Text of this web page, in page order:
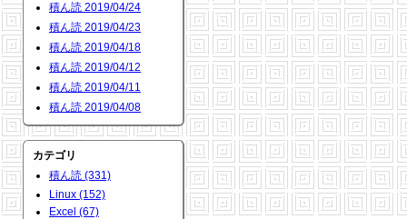
積ん読 2019/04/24
積ん読 2019/04/23
積ん読 2019/04/18
積ん読 2019/04/12
積ん読 2019/04/11
積ん読 2019/04/08
カテゴリ
積ん読 (331)
Linux (152)
Excel (67)